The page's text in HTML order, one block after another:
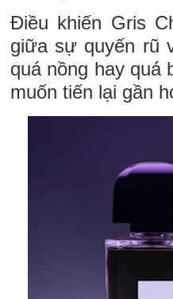
Điều khiến Gris
giữa sự quyến rũ
quá nồng hay quá
muốn tiến lại gần